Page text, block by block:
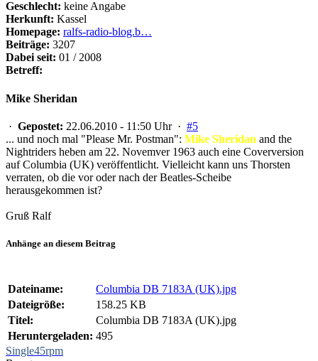
Geschlecht: keine Angabe
Herkunft: Kassel
Homepage: ralfs-radio-blog.b…
Beiträge: 3207
Dabei seit: 01 / 2008
Betreff:
Mike Sheridan
· Gepostet: 22.06.2010 - 11:50 Uhr · #5
... und noch mal "Please Mr. Postman": Mike Sheridan and the
Nightriders heben am 22. Novemver 1963 auch eine Coverversion
auf Columbia (UK) veröffentlicht. Vielleicht kann uns Thorsten
verraten, ob die vor oder nach der Beatles-Scheibe
herausgekommen ist?
Gruß Ralf
Anhänge an diesem Beitrag
Dateiname:
Columbia DB 7183A (UK).jpg
Dateigröße:
158.25 KB
Titel:
Columbia DB 7183A (UK).jpg
Heruntergeladen: 495
Single45rpm